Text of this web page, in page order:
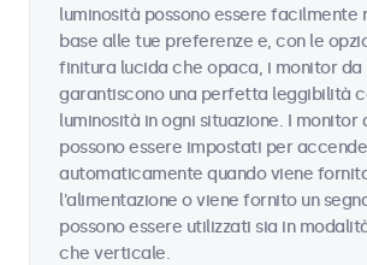
luminosità possono essere facilmente
base alle tue preferenze e, con le
finitura lucida che opaca, i monitor da
garantiscono una perfetta leggibilità
luminosità in ogni situazione. I monitor
possono essere impostati per
automaticamente quando viene
l'alimentazione o viene fornito un
possono essere utilizzati sia in
che verticale.